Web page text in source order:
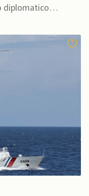
diplomatico